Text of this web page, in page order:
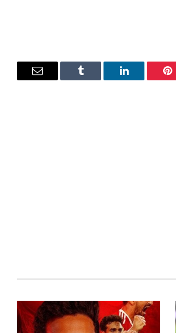
بينتيريستلينكدإن Tumblr
البريد